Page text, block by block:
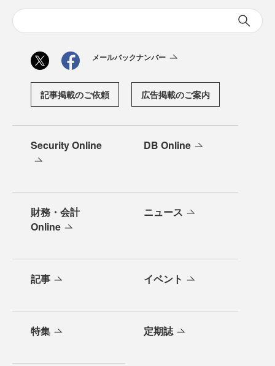
メールバックナンバー
記事掲載のご依頼 広告掲載のご案内
Security Online DB Online
財務・会計
Online
ニュース
記事 イベント
特集 定期誌